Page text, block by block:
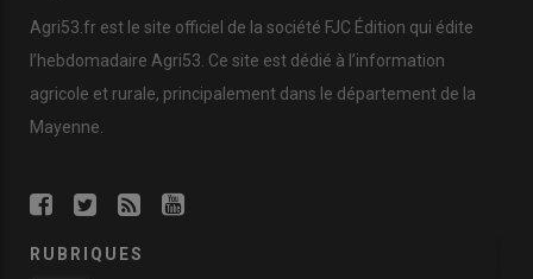
Agri53.fr est le site officiel de la société FJC Édition qui édite
l’hebdomadaire Agri53. Ce site est dédié à l’information
agricole et rurale, principalement dans le département de la
Mayenne.
RUBRIQUES